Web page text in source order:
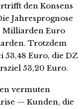
den Konsens
Jahresprognose
Milliarden Euro
Trotzdem
53,48 Euro, die DZ
53,20 Euro.
vermuten
— Kunden, die